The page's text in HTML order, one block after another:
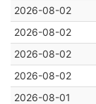
2026-08-02
2026-08-02
2026-08-02
2026-08-02
2026-08-01